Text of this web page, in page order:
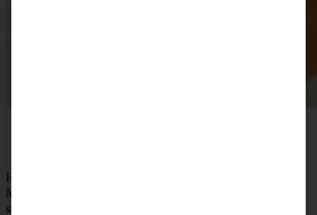
Hauptsach’ gut gess… Hauptsache, gut gegessen – das
Motto des Saarlandes – sollte auch unser Tagesmotto
sein….